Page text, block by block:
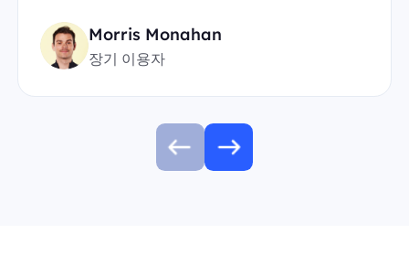
Morris Monahan
장기 이용자